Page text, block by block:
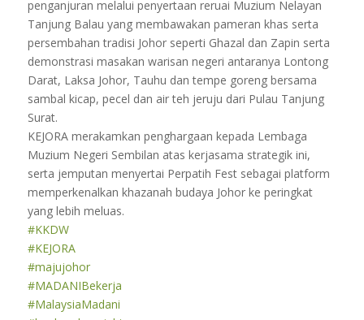
penganjuran melalui penyertaan reruai Muzium Nelayan
Tanjung Balau yang membawakan pameran khas serta
persembahan tradisi Johor seperti Ghazal dan Zapin serta
demonstrasi masakan warisan negeri antaranya Lontong
Darat, Laksa Johor, Tauhu dan tempe goreng bersama
sambal kicap, pecel dan air teh jeruju dari Pulau Tanjung
Surat.
KEJORA merakamkan penghargaan kepada Lembaga
Muzium Negeri Sembilan atas kerjasama strategik ini,
serta jemputan menyertai Perpatih Fest sebagai platform
memperkenalkan khazanah budaya Johor ke peringkat
yang lebih meluas.
#KKDW
#KEJORA
#majujohor
#MADANIBekerja
#MalaysiaMadani